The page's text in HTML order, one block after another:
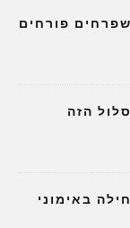
פורחים
הזה
באימוני